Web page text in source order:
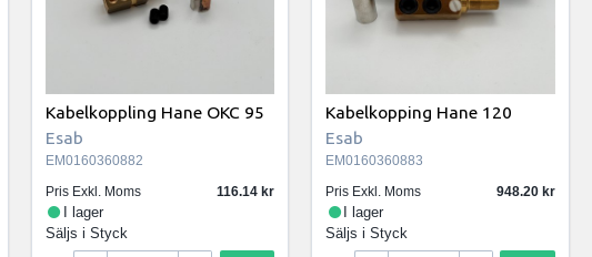
Kabelkoppling Hane OKC 95
Esab
EM0160360882
Pris Exkl. Moms
116.14
I lager
Säljs i Styck
Kabelkopping Hane 120
Esab
EM0160360883
Pris Exkl. Moms
948.20
I lager
Säljs iStyck